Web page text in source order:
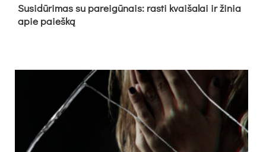
Su­si­dū­ri­mas su pa­rei­gū­nais: ras­ti kvai­ša­lai ir ži­nia
apie paieš­ką